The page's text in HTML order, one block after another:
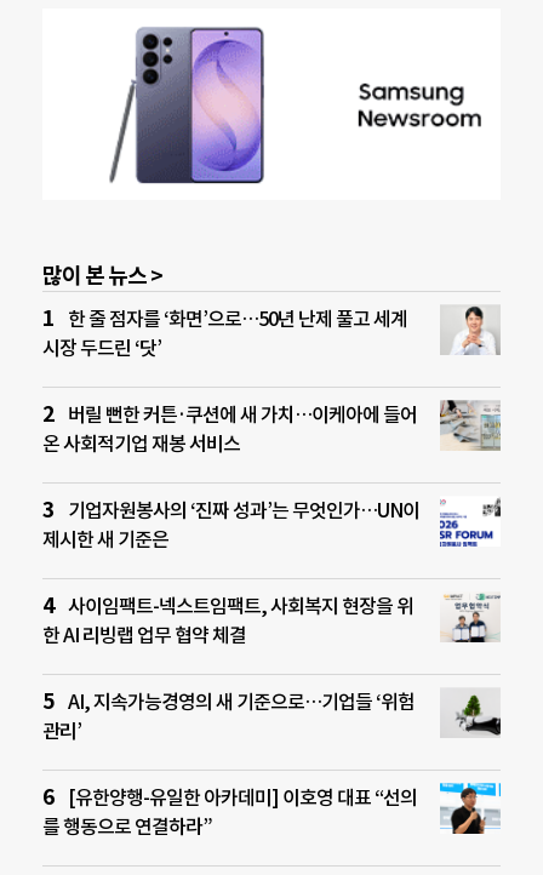
많이 본 뉴스 >
한 줄 점자를 ‘화면’으로…50년 난제 풀고 세계
시장 두드린 ‘닷’
버릴 뻔한 커튼·쿠션에 새 가치…이케아에 들어
온 사회적기업 재봉 서비스
기업자원봉사의 ‘진짜 성과’는 무엇인가…UN이
제시한 새 기준은
사이임팩트-넥스트임팩트, 사회복지 현장을 위
한 AI 리빙랩 업무 협약 체결
AI, 지속가능경영의 새 기준으로…기업들 ‘위험
관리’
[유한양행-유일한 아카데미] 이호영 대표 “선의
를 행동으로 연결하라”